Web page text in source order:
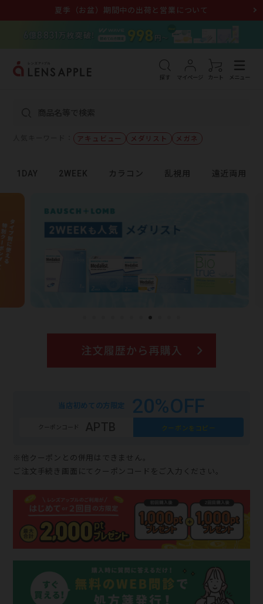
夏季（お盆）期間中の出荷と営業について
探す マイページ カート メニュー
アキュビュー メダリスト メガネ
アキュビュー メダリスト メガネ
1DAY 2WEEK カラコン 乱視用 遠近両用
当店初めての方限定 20%OFF
クーポンをコピー
※他クーポンとの併用はできません。
ご注文手続き画面にてクーポンコードをご入力ください。